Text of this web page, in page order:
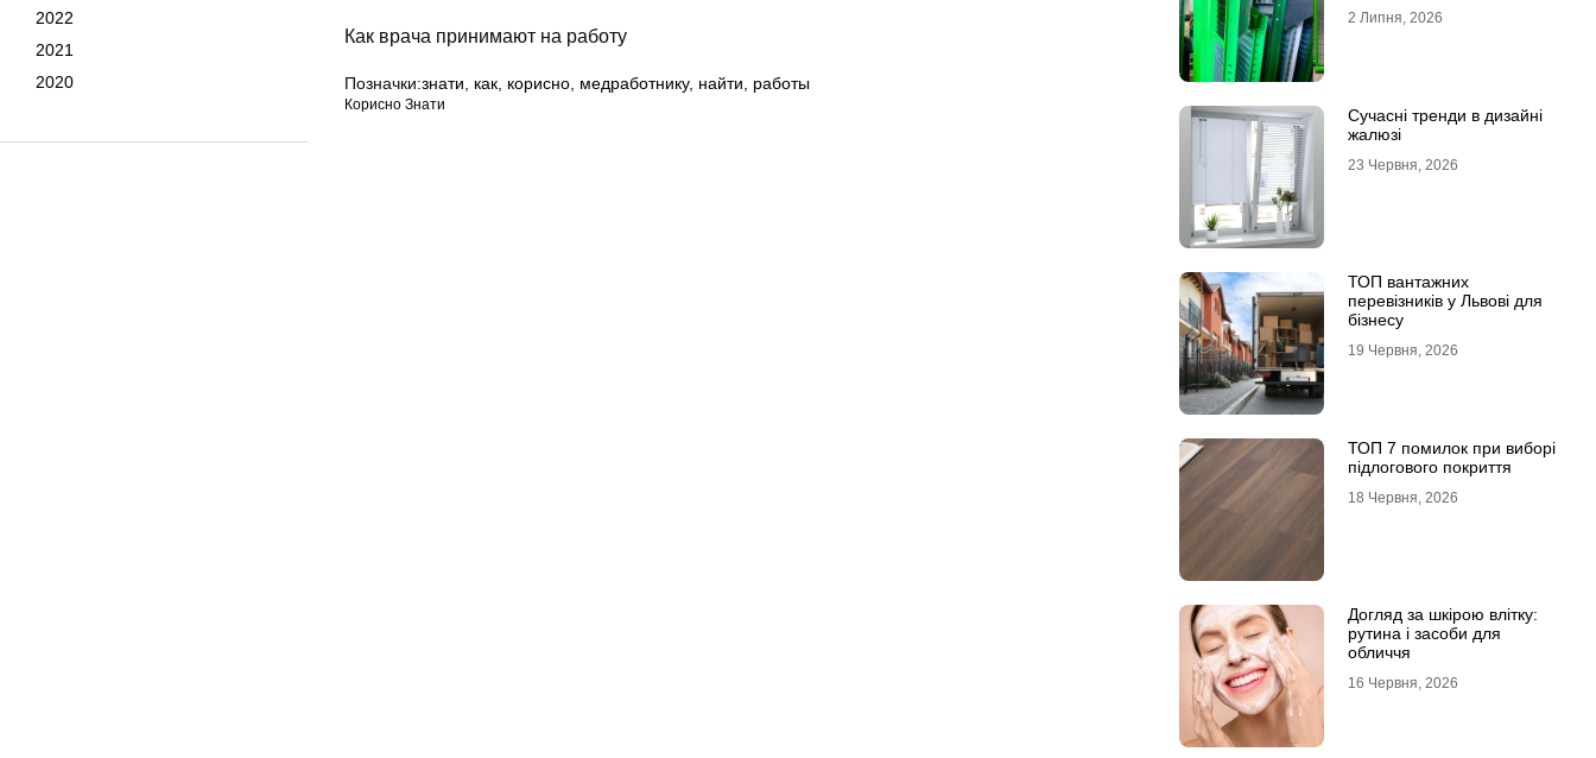
2022
2021
2020
Как врача принимают на работу
Позначки:знати, как, корисно, медработнику, найти, работы
Корисно Знати
2 Липня, 2026
Сучасні тренди в дизайні
жалюзі
23 Червня, 2026
ТОП вантажних
перевізників у Львові для
бізнесу
19 Червня, 2026
ТОП 7 помилок при виборі
підлогового покриття
18 Червня, 2026
Догляд за шкірою влітку:
рутина і засоби для
обличчя
16 Червня, 2026